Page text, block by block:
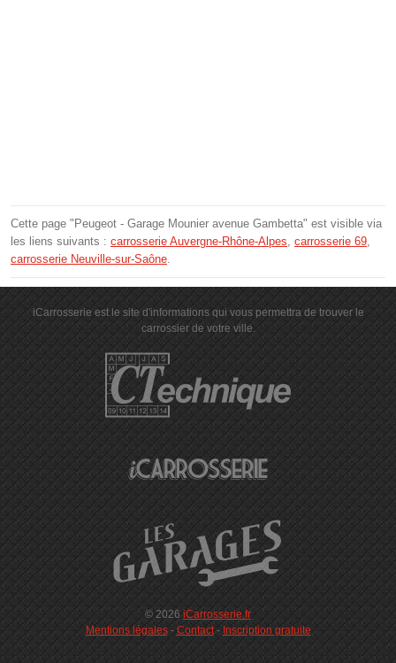
Cette page "Peugeot - Garage Mounier avenue Gambetta" est visible via
les liens suivants : carrosserie Auvergne-Rhône-Alpes, carrosserie 69,
carrosserie Neuville-sur-Saône.
iCarrosserie est le site d'informations qui vous permettra de trouver le
carrossier de votre ville.
© 2026 iCarrosserie.fr
Mentions légales- Contact- Inscription gratuite